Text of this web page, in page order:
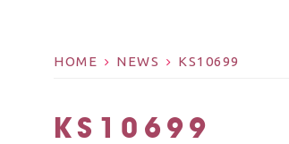
HOME NEWS KS10699
KS10699